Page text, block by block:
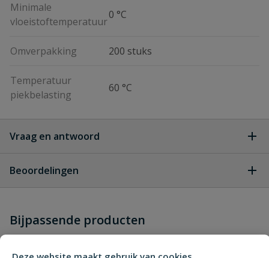
Minimale
vloeistoftemperatuur
0 °C
Omverpakking 200 stuks
Temperatuur
piekbelasting
60 °C
Vraag en antwoord
dit product?
Beoordelingen
Schrijf zelf een beoordeling
Bijpassende producten